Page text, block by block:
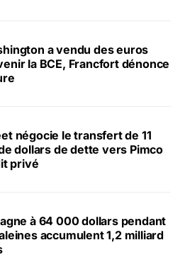
a vendu des euros
la BCE, Francfort dénonce
négocie le transfert de 11
dollars de dette vers Pimco
privé
à 64 000 dollars pendant
accumulent 1,2 milliard